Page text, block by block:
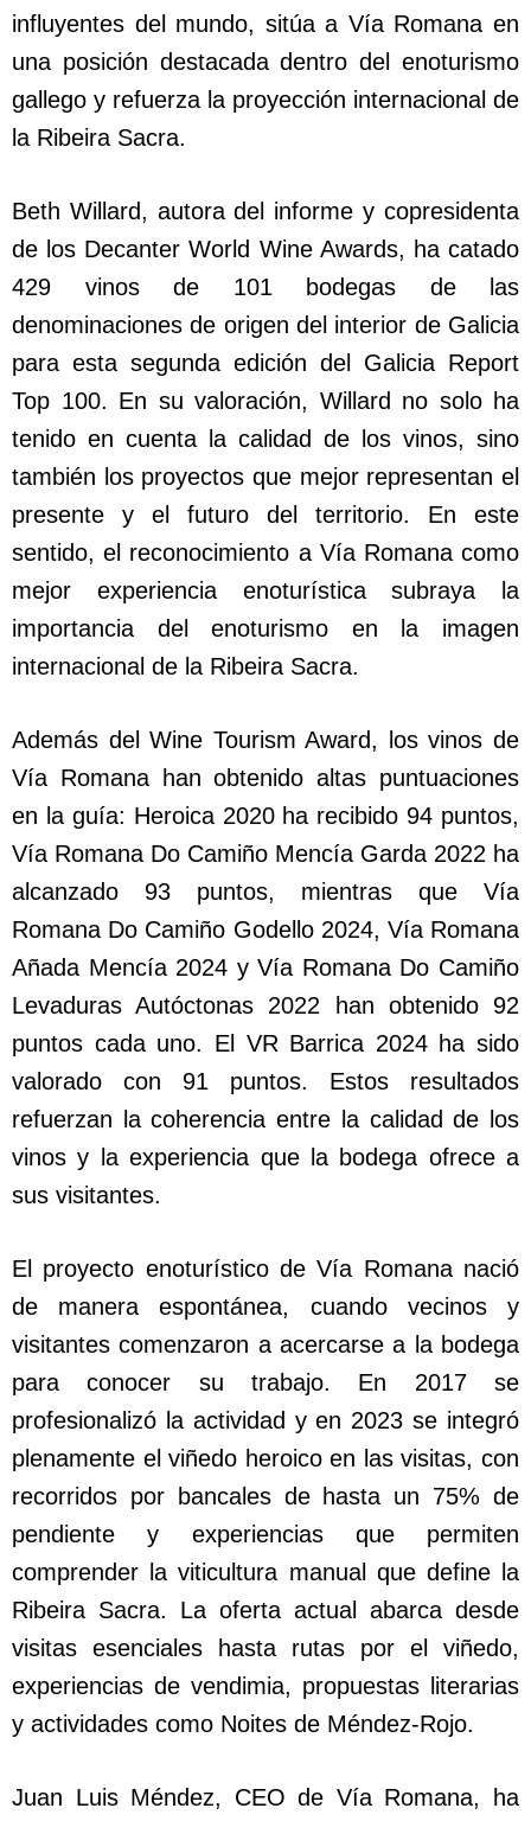
influyentes del mundo, sitúa a Vía Romana en
una posición destacada dentro del enoturismo
gallego y refuerza la proyección internacional de
la Ribeira Sacra.
Beth Willard, autora del informe y copresidenta
de los Decanter World Wine Awards, ha catado
429 vinos de 101 bodegas de las
denominaciones de origen del interior de Galicia
para esta segunda edición del Galicia Report
Top 100. En su valoración, Willard no solo ha
tenido en cuenta la calidad de los vinos, sino
también los proyectos que mejor representan el
presente y el futuro del territorio. En este
sentido, el reconocimiento a Vía Romana como
mejor experiencia enoturística subraya la
importancia del enoturismo en la imagen
internacional de la Ribeira Sacra.
Además del Wine Tourism Award, los vinos de
Vía Romana han obtenido altas puntuaciones
en la guía: Heroica 2020 ha recibido 94 puntos,
Vía Romana Do Camiño Mencía Garda 2022 ha
alcanzado 93 puntos, mientras que Vía
Romana Do Camiño Godello 2024, Vía Romana
Añada Mencía 2024 y Vía Romana Do Camiño
Levaduras Autóctonas 2022 han obtenido 92
puntos cada uno. El VR Barrica 2024 ha sido
valorado con 91 puntos. Estos resultados
refuerzan la coherencia entre la calidad de los
vinos y la experiencia que la bodega ofrece a
sus visitantes.
El proyecto enoturístico de Vía Romana nació
de manera espontánea, cuando vecinos y
visitantes comenzaron a acercarse a la bodega
para conocer su trabajo. En 2017 se
profesionalizó la actividad y en 2023 se integró
plenamente el viñedo heroico en las visitas, con
recorridos por bancales de hasta un 75% de
pendiente y experiencias que permiten
comprender la viticultura manual que define la
Ribeira Sacra. La oferta actual abarca desde
visitas esenciales hasta rutas por el viñedo,
experiencias de vendimia, propuestas literarias
y actividades como Noites de Méndez-Rojo.
Juan Luis Méndez, CEO de Vía Romana, ha